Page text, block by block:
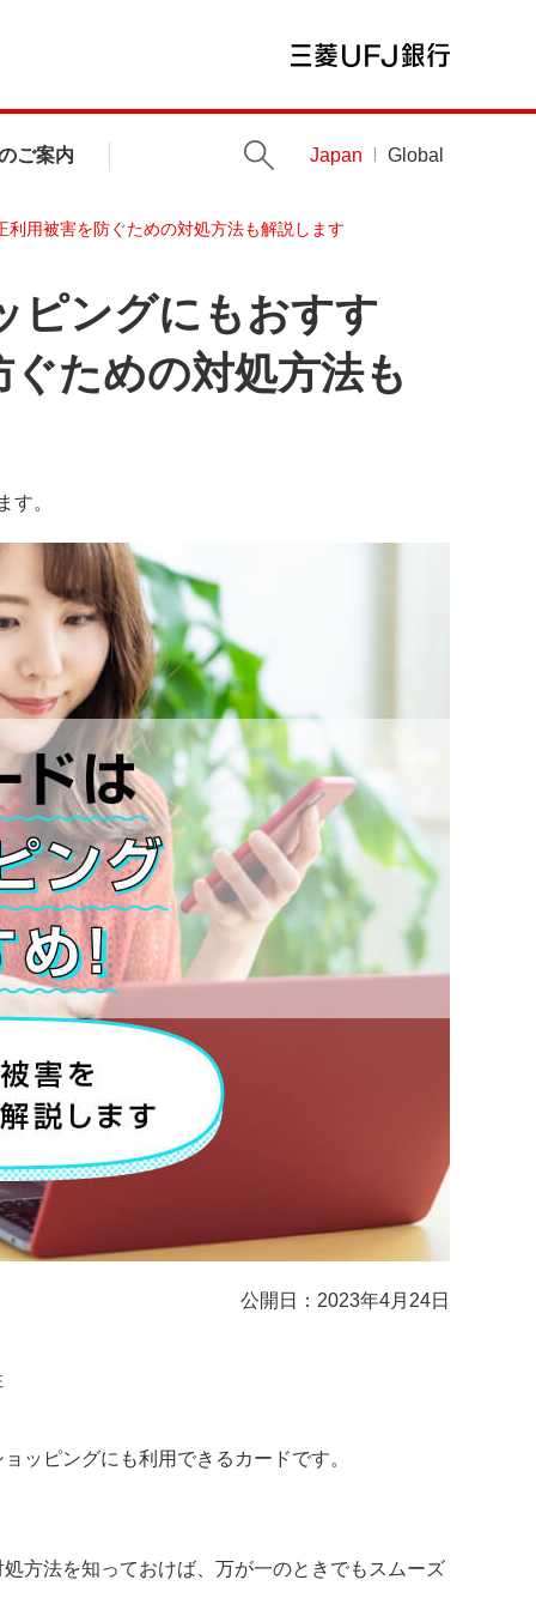
ご案内 Japan Global
用被害を防ぐための対処方法も解説します
ピングにもおすす
ための対処方法も
す。
公開日：2023年4月24日
ッピングにも利用できるカードです。
方法を知っておけば、万が一のときでもスムーズ